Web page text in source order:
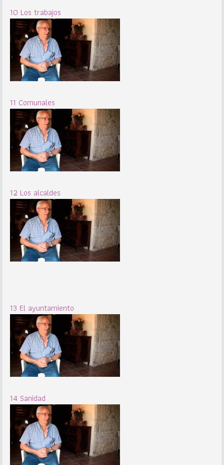
10 Los trabajos
11 Comunales
12 Los alcaldes
13 El ayuntamiento
14 Sanidad